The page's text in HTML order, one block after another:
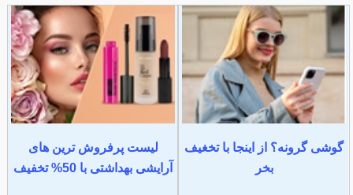
گوشی گرونه؟ از اینجا با تخغیف
بخر
لیست پرفروش ترین های
آرایشی بهداشتی با 50% تخفیف